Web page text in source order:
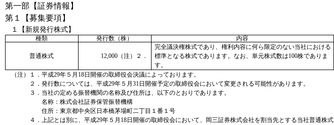
第一部【証券情報】
第１【募集要項】
１【新規発行株式】
種類 発行数（株） 内容
普通株式 12,000（注）２．
完全議決権株式であり、権利内容に何ら限定のない当社における
標準となる株式であります。なお、単元株式数は100株でありま
す。
（注）１．平成29年５月18日開催の取締役会決議によっております。
２．発行数については、平成29年５月31日開催予定の取締役会において変更される可能性があります。
３．当社の定める振替機関の名称及び住所は、以下のとおりであります。
名称：株式会社証券保管振替機構
住所：東京都中央区日本橋茅場町二丁目１番１号
４．上記とは別に、平成29年５月18日開催の取締役会において、岡三証券株式会社を割当先とする当社普通株式